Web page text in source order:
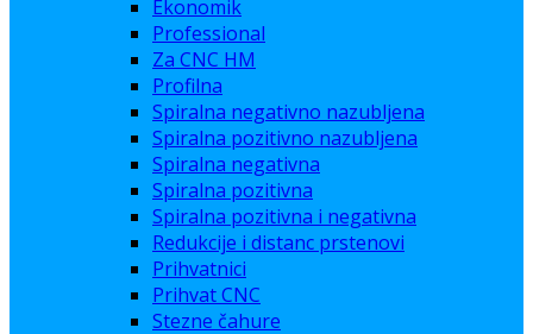
Ekonomik
Professional
Za CNC HM
Profilna
Spiralna negativno nazubljena
Spiralna pozitivno nazubljena
Spiralna negativna
Spiralna pozitivna
Spiralna pozitivna i negativna
Redukcije i distanc prstenovi
Prihvatnici
Prihvat CNC
Stezne čahure